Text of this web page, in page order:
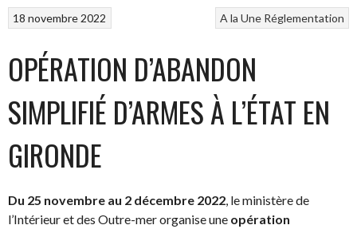
A la Une Réglementation
18 novembre 2022
OPÉRATION D’ABANDON
SIMPLIFIÉ D’ARMES À L’ÉTAT EN
GIRONDE
Du 25 novembre au 2 décembre 2022 , le ministère de
l’Intérieur et des Outre-mer organise une opération